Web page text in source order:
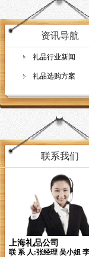
资讯导航
礼品行业新闻
礼品选购方案
联系我们
上海礼品公司
联 系 人:张经理 吴小姐